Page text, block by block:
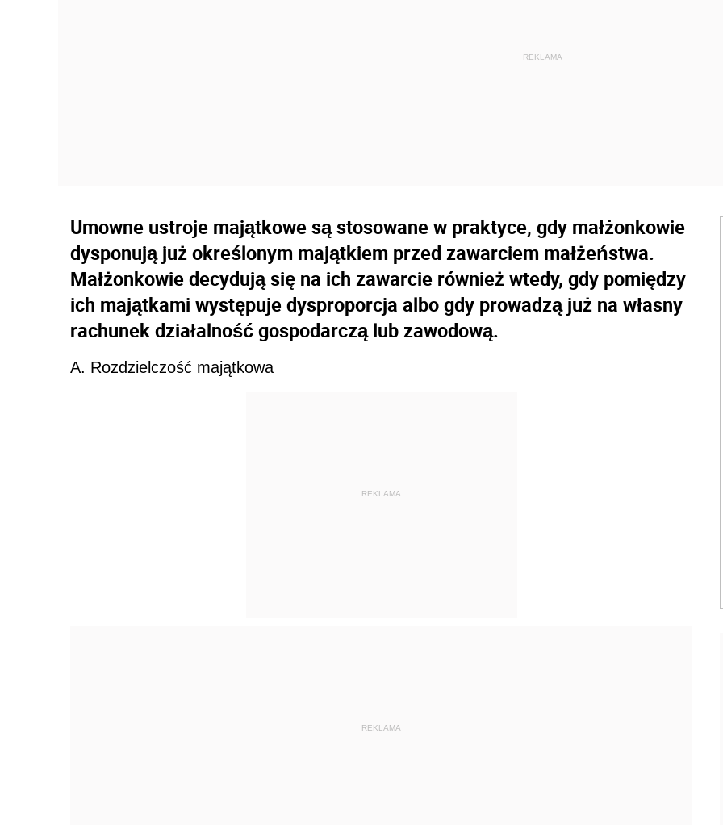
Umowne ustroje majątkowe są stosowane w praktyce, gdy małżonkowie
dysponują już określonym majątkiem przed zawarciem małżeństwa.
Małżonkowie decydują się na ich zawarcie również wtedy, gdy pomiędzy
ich majątkami występuje dysproporcja albo gdy prowadzą już na własny
rachunek działalność gospodarczą lub zawodową.
A. Rozdzielczość majątkowa
REKLAMA